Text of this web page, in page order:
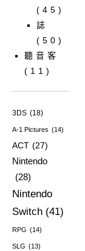
(45)
誌
(50)
聽音客
(11)
3DS (18)
A-1 Pictures (14)
ACT (27)
Nintendo
(28)
Nintendo
Switch (41)
RPG (14)
SLG (13)